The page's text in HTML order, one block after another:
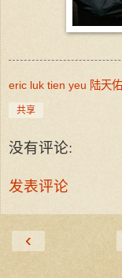
eric luk tien yeu 陆天佑
共享
没有评论:
发表评论
‹